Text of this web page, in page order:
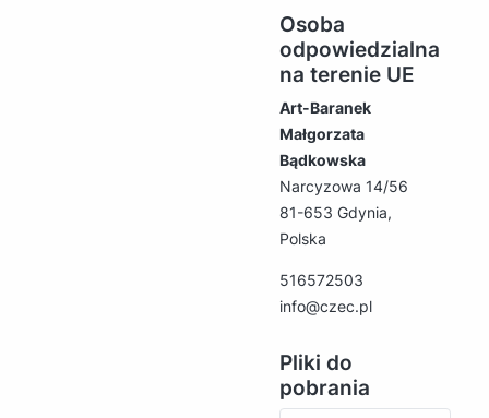
Osoba
odpowiedzialna
na terenie UE
Art-Baranek
Małgorzata
Bądkowska
Narcyzowa 14/56
81-653 Gdynia,
Polska
516572503
info@czec.pl
Pliki do
pobrania